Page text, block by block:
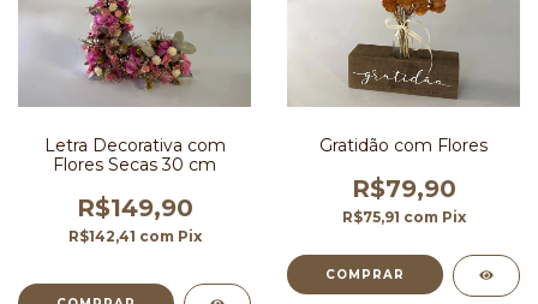
Letra Decorativa com
Flores Secas 30 cm
R$149,90
R$142,41 com Pix
Gratidão com Flores
R$79,90
R$75,91 com Pix